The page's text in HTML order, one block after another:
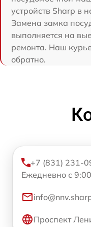
устройств Sharp в
Замена замка
выполняется на
ремонта. Наш
обратно.
+7 (831) 231-
Ежедневно с
Проспект